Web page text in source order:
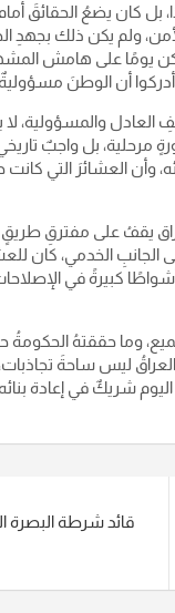
بل كان يضعُ الحقائقَ
ولم يكن ذلك بجهدِ
يومًا على هامش
أن الوطنَ
العادل والمسؤولية،
مرحلية، بل واجبٌ
وأن العشائرَ التي
يقفُ على مفترقِ
الجانبِ الخدمي،
كبيرةً في
وما حققتهُ
ليس ساحةَ
شريكٌ في إعادة
قائد شرطة البصرة